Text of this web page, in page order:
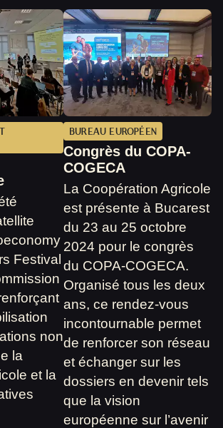
Festival
non
la
et la
BUREAU EUROPÉEN
Congrès du COPA-
COGECA
La Coopération Agricole
est présente à Bucarest
du 23 au 25 octobre
2024 pour le congrès
du COPA-COGECA.
Organisé tous les deux
ans, ce rendez-vous
incontournable permet
de renforcer son réseau
et échanger sur les
dossiers en devenir tels
que la vision
européenne sur l’avenir